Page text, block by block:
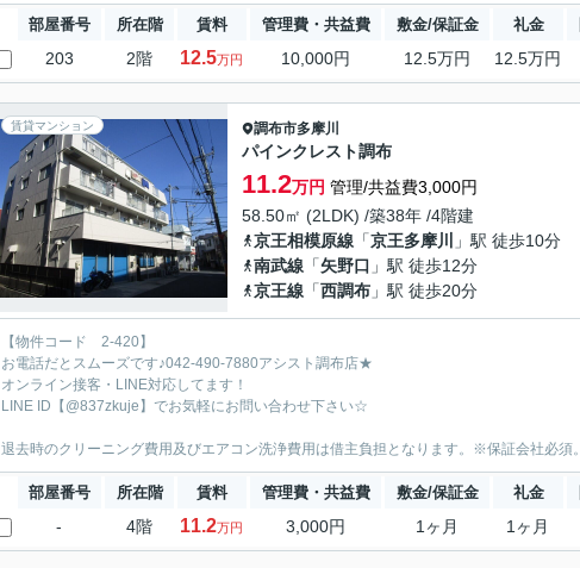
部屋番号 所在階 賃料 管理費・共益費 敷金/保証金 礼金
203 2階 12.5万円 10,000円 12.5万円 12.5万円
賃貸マンション 調布市多摩川
パインクレスト調布
11.2万円 管理/共益費3,000円
58.50㎡ (2LDK) /築38年 /4階建
京王相模原線 「京王多摩川
」駅 徒歩10分
南武線 「矢野口 」駅 徒歩12分
京王線 「西調布 」駅 徒歩20分
【物件コード 2-420】
お電話だとスムーズです♪042-490-7880アシスト調布店★
オンライン接客・LINE対応してます！
LINE ID【@837zkuje】でお気軽にお問い合わせ下さい☆
退去時のクリーニング費用及びエアコン洗浄費用は借主負担となります。※保証会社必須。
部屋番号 所在階 賃料 管理費・共益費 敷金/保証金 礼金
- 4階 11.2万円 3,000円 1ヶ月 1ヶ月